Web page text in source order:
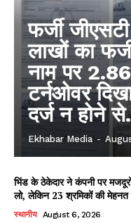
फर्जी
लाखों का
नाम पर
टर्नओवर
दर्ज न होने
Ekhabar Media -
भिंड के ठेकेदार ने कंपनी पर
लो, लेकिन 23 श्रमिकों की मेहनत
स्थानीय August 6, 2026